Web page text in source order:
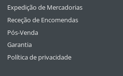
Expedição de Mercadorias
Receção de Encomendas
Pós-Venda
Garantia
Política de privacidade